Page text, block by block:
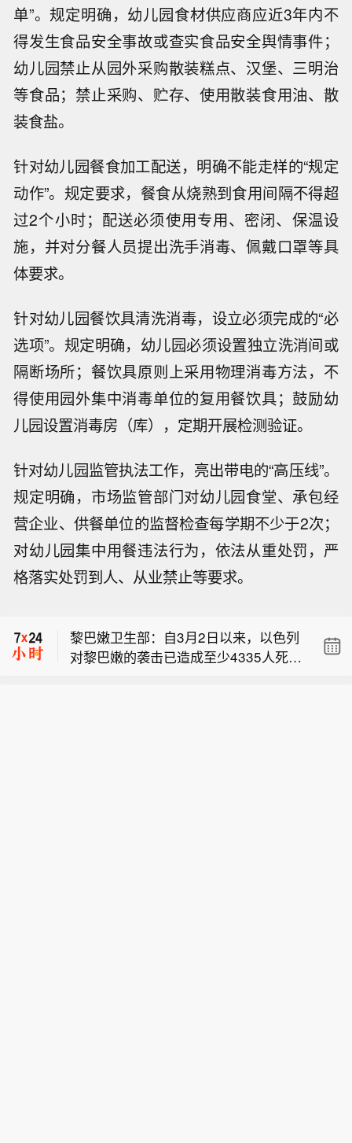
单”。规定明确，幼儿园食材供应商应近3年内不
得发生食品安全事故或查实食品安全舆情事件；
幼儿园禁止从园外采购散装糕点、汉堡、三明治
等食品；禁止采购、贮存、使用散装食用油、散
装食盐。
针对幼儿园餐食加工配送，明确不能走样的“规定
动作”。规定要求，餐食从烧熟到食用间隔不得超
过2个小时；配送必须使用专用、密闭、保温设
施，并对分餐人员提出洗手消毒、佩戴口罩等具
体要求。
针对幼儿园餐饮具清洗消毒，设立必须完成的“必
选项”。规定明确，幼儿园必须设置独立洗消间或
隔断场所；餐饮具原则上采用物理消毒方法，不
得使用园外集中消毒单位的复用餐饮具；鼓励幼
儿园设置消毒房（库），定期开展检测验证。
针对幼儿园监管执法工作，亮出带电的“高压线”。
规定明确，市场监管部门对幼儿园食堂、承包经
营企业、供餐单位的监督检查每学期不少于2次；
对幼儿园集中用餐违法行为，依法从重处罚，严
格落实处罚到人、从业禁止等要求。
期缴纳后，相关车辆将被扣留，直至罚
单缴清。
黎巴嫩卫生部：自3月2日以来，以色列
对黎巴嫩的袭击已造成至少4335人死亡